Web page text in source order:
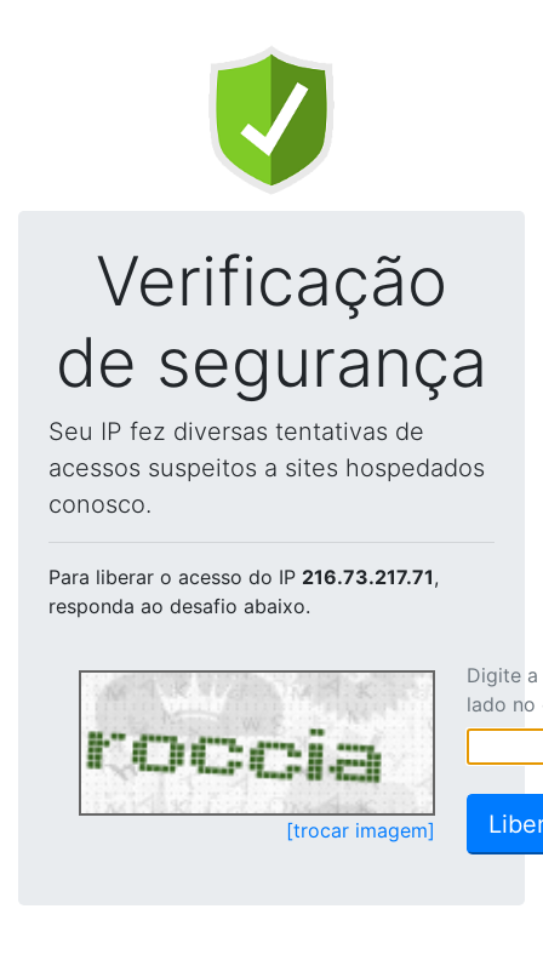
Verificação
de segurança
Seu IP fez diversas tentativas de
acessos suspeitos a sites hospedados
conosco.
Para liberar o acesso do IP 216.73.217.71,
responda ao desafio abaixo.
[trocar imagem]
Digite
lado no